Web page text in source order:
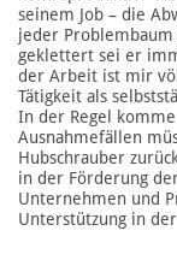
seinem Job – die
jeder Problembaum
geklettert sei er
der Arbeit ist mir
Tätigkeit als
In der Regel
Ausnahmefällen
Hubschrauber
in der Förderung
Unternehmen und
Unterstützung in